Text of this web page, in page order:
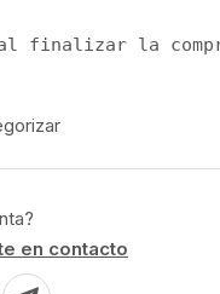
finalizar la
en contacto